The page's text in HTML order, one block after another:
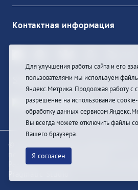
Контактная информация
Sign In
© При цитировании информации с
первоисточник обязательна
Разработка и техподдержка сайта
Pragmatic Studio
Для улучшения работы сайта и его
пользователями мы используем
Яндекс.Метрика. Продолжая работу с
разрешение на использование
обработку данных сервисом
Вы всегда можете отключить файлы
Вашего браузера.
Я согласен